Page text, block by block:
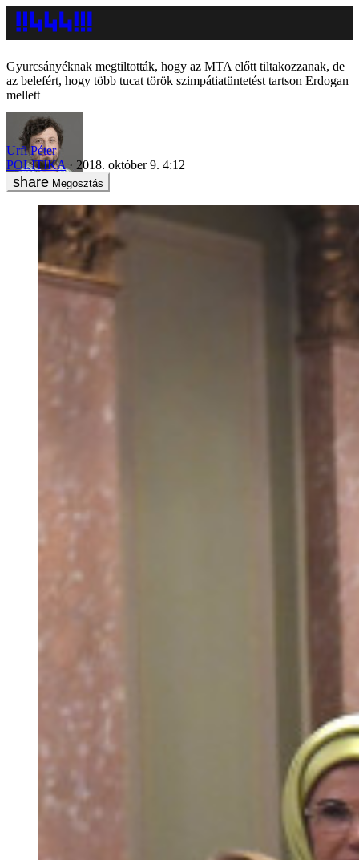
Gyurcsányéknak megtiltották, hogy az MTA előtt tiltakozzanak, de
az belefért, hogy több tucat török szimpátiatüntetést tartson Erdogan
mellett
Urfi Péter
POLITIKA
2018. október 9. 4:12
Megosztás